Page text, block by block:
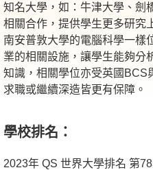
知名大學，如：牛津大學、劍
相關合作，提供學生更多研究
南安普敦大學的電腦科學一樣
業的相關設施，讓學生能夠分
知識，相關學位亦受英國BCS
求職或繼續深造皆更有保障。
學校排名：
2023年 QS 世界大學排名 第